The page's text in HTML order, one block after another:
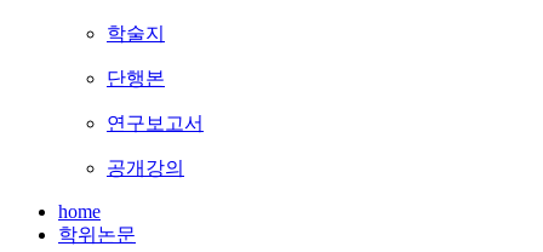
학술지
단행본
연구보고서
공개강의
home
학위논문